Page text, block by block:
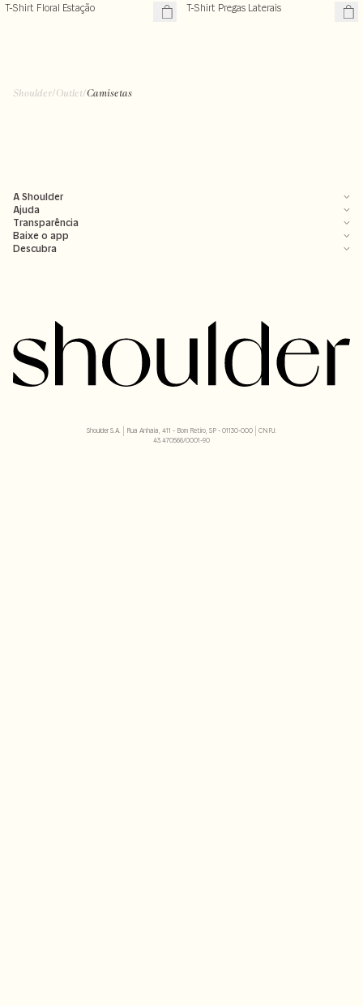
T-Shirt Floral Estação T-Shirt Pregas Laterais
Shoulder/Outlet/Camisetas
A Shoulder
Ajuda
Transparência
Baixe o app
Descubra
Shoulder S.A. | Rua Anhaia, 411 - Bom Retiro, SP - 01130-000 | CNPJ:
43.470566/0001-90